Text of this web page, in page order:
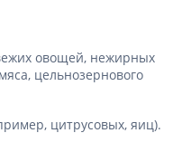
овощей, нежирных
цельнозернового
цитрусовых, яиц).